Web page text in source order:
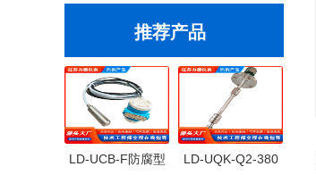
推荐产品
LD-UCB-F防腐型 LD-UQK-Q2-380